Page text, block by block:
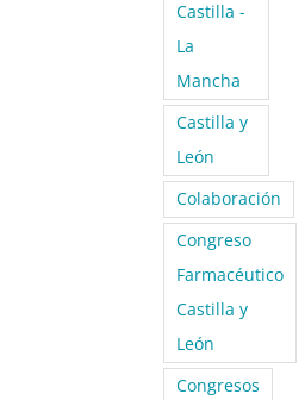
Castilla -
La
Mancha
Castilla y
León
Colaboración
Congreso
Farmacéutico
Castilla y
León
Congresos